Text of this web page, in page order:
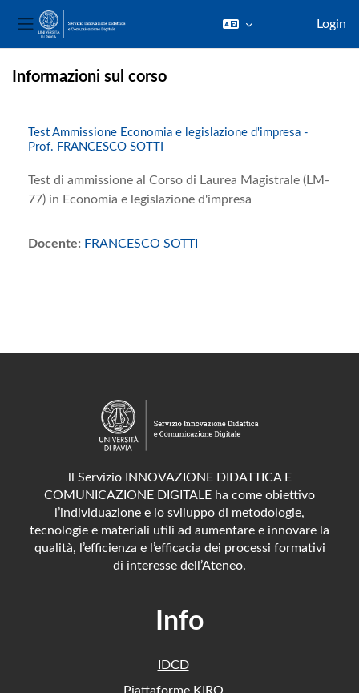
Pannello laterale
Login
Informazioni sul corso
Test Ammissione Economia e legislazione d'impresa -
Prof. FRANCESCO SOTTI
Test di ammissione al Corso di Laurea Magistrale (LM-
77) in Economia e legislazione d'impresa
Docente: FRANCESCO SOTTI
ll Servizio INNOVAZIONE DIDATTICA E
COMUNICAZIONE DIGITALE ha come obiettivo
l’individuazione e lo sviluppo di metodologie,
tecnologie e materiali utili ad aumentare e innovare la
qualità, l’efficienza e l’efficacia dei processi formativi
di interesse dell’Ateneo.
Info
IDCD